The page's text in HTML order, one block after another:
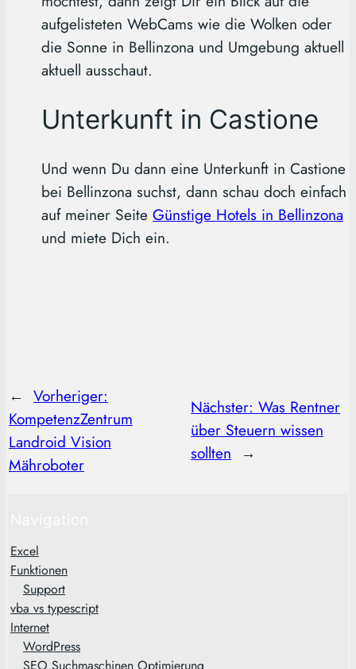
aufgelisteten WebCams wie die Wolken oder
die Sonne in Bellinzona und Umgebung aktuell
aktuell ausschaut.
Unterkunft in Castione
Und wenn Du dann eine Unterkunft in Castione
bei Bellinzona suchst, dann schau doch einfach
auf meiner Seite Günstige Hotels in Bellinzona
und miete Dich ein.
← Vorheriger:
KompetenzZentrum
Landroid Vision
Mähroboter
Nächster:Was Rentner
über Steuern wissen
sollten →
Excel
Funktionen
Support
vba vs typescript
Internet
WordPress